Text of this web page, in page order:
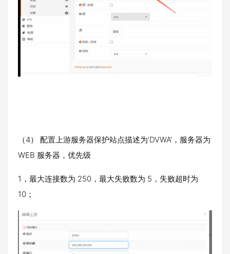
（4） 配置上游服务器保护站点描述为‘DVWA’，服务器为
WEB 服务器，优先级
1，最大连接数为 250，最大失败数为 5，失败超时为
10；